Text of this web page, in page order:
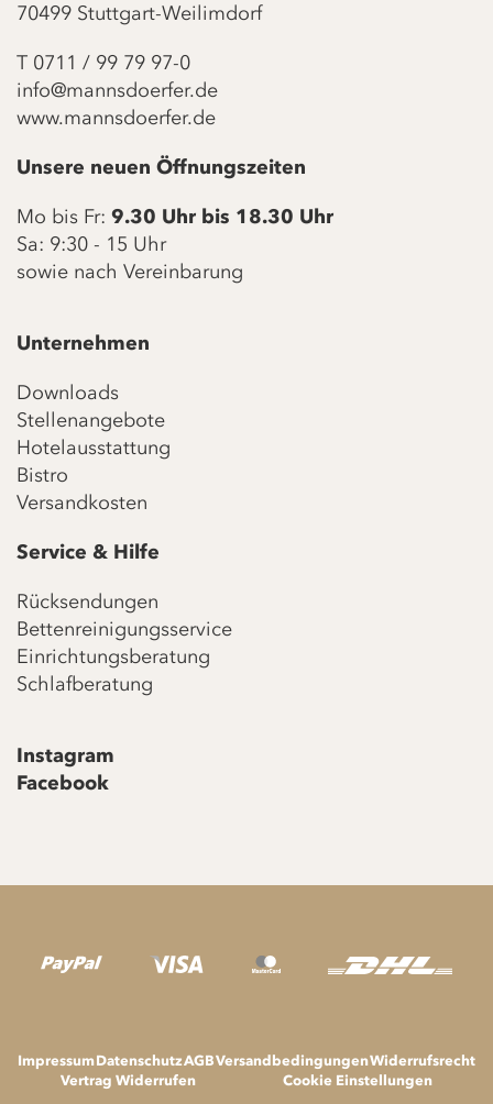
70499 Stuttgart-Weilimdorf
T 0711 / 99 79 97-0
info@mannsdoerfer.de
www.mannsdoerfer.de
Unsere neuen Öffnungszeiten
Mo bis Fr: 9.30 Uhr bis 18.30 Uhr
Sa: 9:30 - 15 Uhr
sowie nach Vereinbarung
Unternehmen
Downloads
Stellenangebote
Hotelausstattung
Bistro
Versandkosten
Service & Hilfe
Rücksendungen
Bettenreinigungsservice
Einrichtungsberatung
Schlafberatung
Instagram
Facebook
ImpressumDatenschutzAGBVersandbedingungenWiderrufsrecht
Vertrag Widerrufen
Cookie Einstellungen